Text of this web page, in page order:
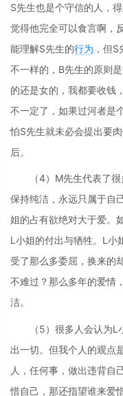
S先生也是个守信的人，
觉得他完全可以食言啊，
能理解S先生的行为 ，但
不一样的，B先生的原则
的还是女的，我都要收钱
不一定了，如果过河者是
怕S先生就未必会提出要
后。
（4）M先生代表了很
保持纯洁，永远只属于自
姐的占有欲绝对大于爱。
L小姐的付出与牺牲。L小
受了那么多委屈，换来的
不难过？那么多年的爱情
洁。
（5）很多人会认为
出一切。但我个人的观点
人，任何事，做出违背自
惜自己，那还指望谁来爱